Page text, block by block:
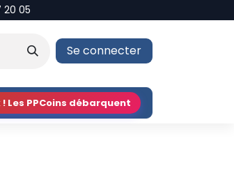
20 05
Se connecter
Les PPCoins débarquent